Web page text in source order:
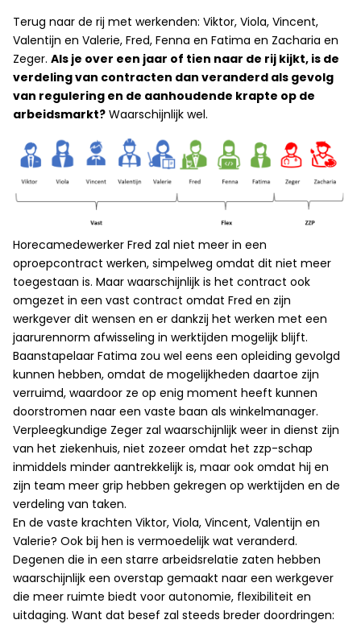
Terug naar de rij met werkenden: Viktor, Viola, Vincent,
Valentijn en Valerie, Fred, Fenna en Fatima en Zacharia en
Zeger. Als je over een jaar of tien naar de rij kijkt, is de
verdeling van contracten dan veranderd als gevolg
van regulering en de aanhoudende krapte op de
arbeidsmarkt? Waarschijnlijk wel.
Horecamedewerker Fred zal niet meer in een
oproepcontract werken, simpelweg omdat dit niet meer
toegestaan is. Maar waarschijnlijk is het contract ook
omgezet in een vast contract omdat Fred en zijn
werkgever dit wensen en er dankzij het werken met een
jaarurennorm afwisseling in werktijden mogelijk blijft.
Baanstapelaar Fatima zou wel eens een opleiding gevolgd
kunnen hebben, omdat de mogelijkheden daartoe zijn
verruimd, waardoor ze op enig moment heeft kunnen
doorstromen naar een vaste baan als winkelmanager.
Verpleegkundige Zeger zal waarschijnlijk weer in dienst zijn
van het ziekenhuis, niet zozeer omdat het zzp-schap
inmiddels minder aantrekkelijk is, maar ook omdat hij en
zijn team meer grip hebben gekregen op werktijden en de
verdeling van taken.
En de vaste krachten Viktor, Viola, Vincent, Valentijn en
Valerie? Ook bij hen is vermoedelijk wat veranderd.
Degenen die in een starre arbeidsrelatie zaten hebben
waarschijnlijk een overstap gemaakt naar een werkgever
die meer ruimte biedt voor autonomie, flexibiliteit en
uitdaging. Want dat besef zal steeds breder doordringen: